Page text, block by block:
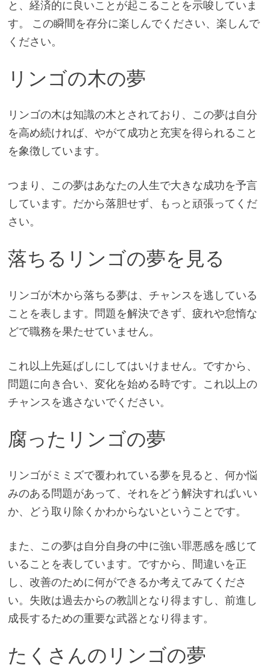
と、経済的に良いことが起こることを示唆していま
す。 この瞬間を存分に楽しんでください、楽しんで
ください。
リンゴの木の夢
リンゴの木は知識の木とされており、この夢は自分
を高め続ければ、やがて成功と充実を得られること
を象徴しています。
つまり、この夢はあなたの人生で大きな成功を予言
しています。だから落胆せず、もっと頑張ってくだ
さい。
落ちるリンゴの夢を見る
リンゴが木から落ちる夢は、チャンスを逃している
ことを表します。問題を解決できず、疲れや怠惰な
どで職務を果たせていません。
これ以上先延ばしにしてはいけません。ですから、
問題に向き合い、変化を始める時です。これ以上の
チャンスを逃さないでください。
腐ったリンゴの夢
リンゴがミミズで覆われている夢を見ると、何か悩
みのある問題があって、それをどう解決すればいい
か、どう取り除くかわからないということです。
また、この夢は自分自身の中に強い罪悪感を感じて
いることを表しています。ですから、間違いを正
し、改善のために何ができるか考えてみてくださ
い。失敗は過去からの教訓となり得ますし、前進し
成長するための重要な武器となり得ます。
たくさんのリンゴの夢